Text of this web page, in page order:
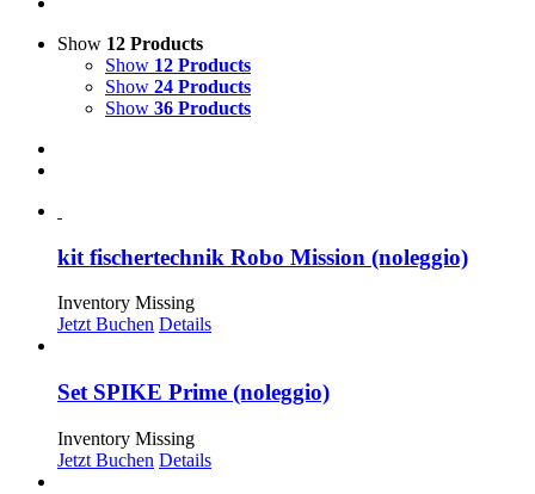
Show 12 Products
Show 12 Products
Show 24 Products
Show 36 Products
kit fischertechnik Robo Mission (noleggio)
Inventory Missing
Jetzt Buchen Details
Set SPIKE Prime (noleggio)
Inventory Missing
Jetzt Buchen Details